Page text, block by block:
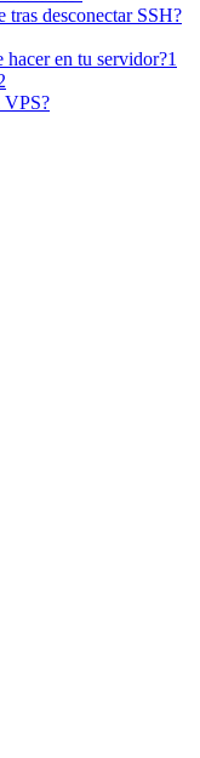
tras desconectar SSH?
en tu servidor?1
VPS?